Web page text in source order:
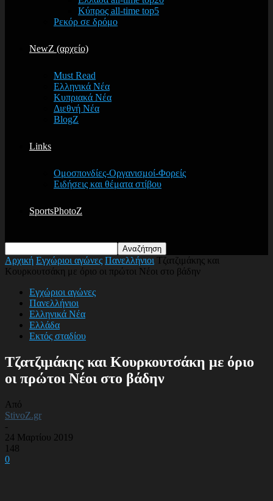
Κύπρος all-time top5
Ρεκόρ σε δρόμο
NewZ (αρχείο)
Must Read
Ελληνικά Νέα
Κυπριακά Νέα
Διεθνή Νέα
BlogZ
Links
Ομοσπονδίες-Οργανισμοί-Φορείς
Ειδήσεις και θέματα στίβου
SportsPhotoZ
Αρχική Εγχώριοι αγώνες Πανελλήνιοι Τζατζιμάκης και
Κουρκουτσάκη με όριο οι πρώτοι Νέοι στο βάδην
Εγχώριοι αγώνες
Πανελλήνιοι
Ελληνικά Νέα
Ελλάδα
Εκτός σταδίου
Τζατζιμάκης και Κουρκουτσάκη με όριο
οι πρώτοι Νέοι στο βάδην
Από
StivoZ.gr
-
24 Μαρτίου 2019
148
0